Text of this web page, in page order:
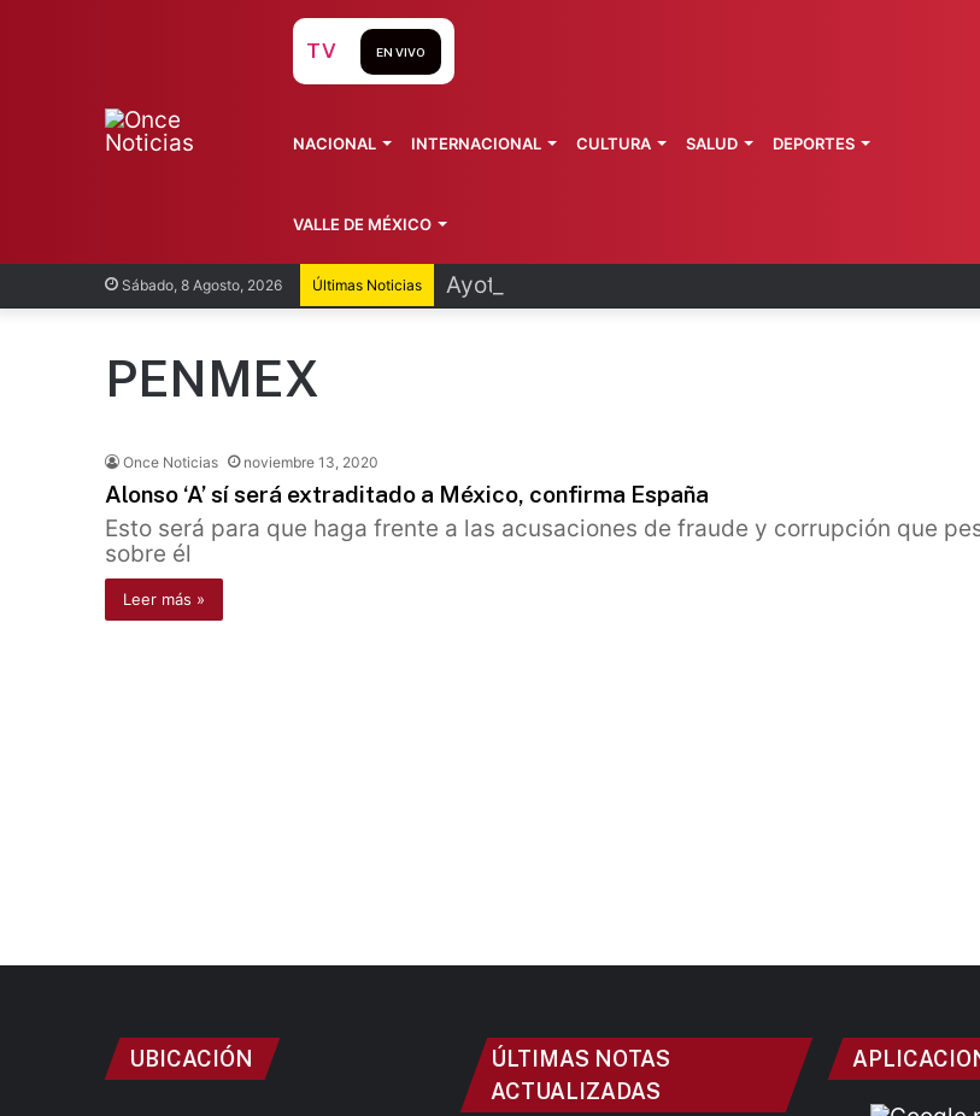
Sábado, 8 Agosto, 2026 Últimas Noticias Ayotzinapa: dictan prisión preventiva a
TV EN VIVO
NACIONAL INTERNACIONAL CULTURA SALUD DEPORTES
VALLE DE MÉXICO
PENMEX
Once Noticias noviembre 13, 2020
Alonso ‘A’ sí será extraditado a México, confirma España
Esto será para que haga frente a las acusaciones de fraude y corrupción que
sobre él
Leer más »
UBICACIÓN
ÚLTIMAS NOTAS
ACTUALIZADAS